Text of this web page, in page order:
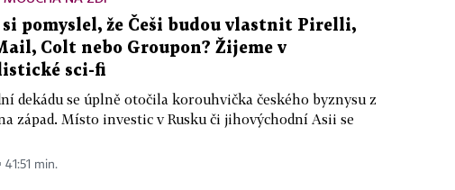
si pomyslel, že Češi budou vlastnit Pirelli,
Colt nebo Groupon? Žijeme v
sci-fi
dekádu se úplně otočila korouhvička českého byznysu z
západ. Místo investic v Rusku či jihovýchodní Asii se
41:51 min.